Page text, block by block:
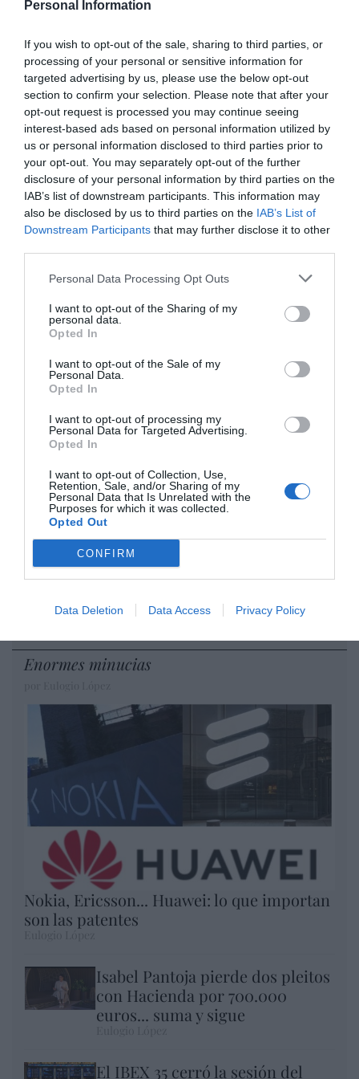
Personal Information
If you wish to opt-out of the sale, sharing to third parties, or
processing of your personal or sensitive information for
targeted advertising by us, please use the below opt-out
section to confirm your selection. Please note that after your
opt-out request is processed you may continue seeing
interest-based ads based on personal information utilized by
us or personal information disclosed to third parties prior to
your opt-out. You may separately opt-out of the further
disclosure of your personal information by third parties on the
IAB’s list of downstream participants. This information may
also be disclosed by us to third parties on the IAB’s List of
Downstream Participants that may further disclose it to other
Personal Data Processing Opt Outs
I want to opt-out of the Sharing of my
personal data.
Opted In
I want to opt-out of the Sale of my
Personal Data.
Opted In
I want to opt-out of processing my
Personal Data for Targeted Advertising.
Opted In
I want to opt-out of Collection, Use,
Retention, Sale, and/or Sharing of my
Personal Data that Is Unrelated with the
Purposes for which it was collected.
Opted Out
CONFIRM
Data Deletion Data Access Privacy Policy
Venezuela. Comienza el diálogo entre
los venezolanos quieren a Corina
José Ángel Gutiérrez 07/08/26 11:46
ECONOMÍA
El ‘gran’ logro del ministro Puente: los
usuarios de tren de alta velocidad caen un
15,5% hasta junio
Cristina Martín 07/08/26 12:37
SOCIEDAD
Ataque cristianófobo en la muy ‘woke’ ciudad
de Nueva York: destrozan una imagen de la
Virgen María
Marcelo Gullo: “El trabajo de desmitificar la
historia, de poner la verdadera, de
cristiano"
por Hispanidad
Artículos anteriores
Diario de la corrupción sanchista. Hazte
Oír se manifiesta delante de La Mareta:
“Pedro Sánchez es un criminal”
por Redacción
Enormes minucias
Nokia, Ericsson... Huawei: lo que importan
son las patentes
Isabel Pantoja pierde dos pleitos
con Hacienda por 700.000
euros... suma y sigue
El IBEX 35 cerró la sesión del